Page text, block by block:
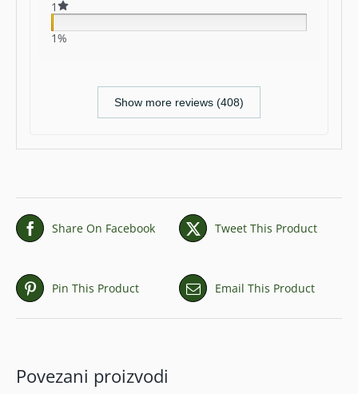
1
1%
Show more reviews (408)
Share On Facebook Tweet This Product
Pin This Product Email This Product
Povezani proizvodi